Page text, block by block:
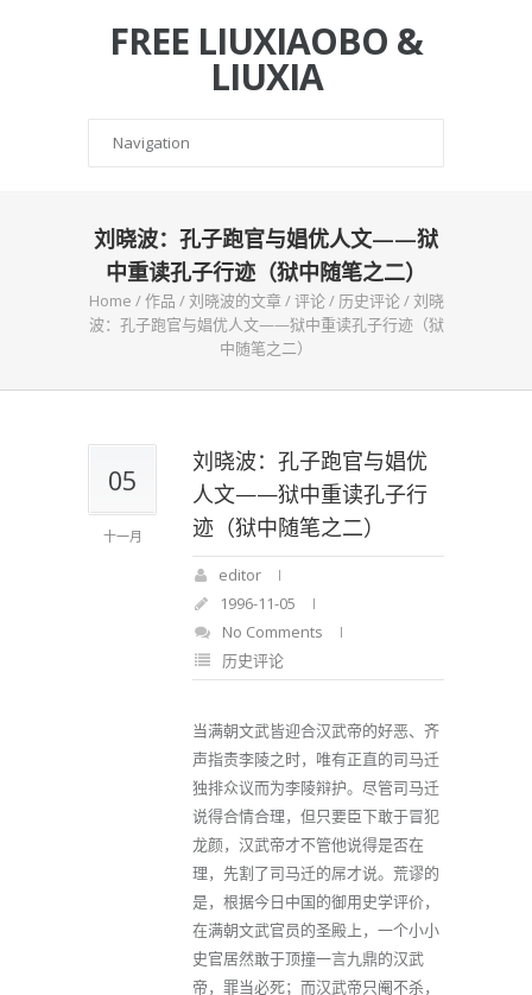
FREE LIUXIAOBO &
LIUXIA
刘晓波：孔子跑官与娼优人文——狱
中重读孔子行迹（狱中随笔之二）
Home /作品 /刘晓波的文章/评论/ 历史评论/刘晓
波：孔子跑官与娼优人文——狱中重读孔子行迹（狱
中随笔之二）
05
十一月
刘晓波：孔子跑官与娼优
人文——狱中重读孔子行
迹（狱中随笔之二）
editor
1996-11-05
No Comments
历史评论
当满朝文武皆迎合汉武帝的好恶、齐
声指责李陵之时，唯有正直的司马迁
独排众议而为李陵辩护。尽管司马迁
说得合情合理，但只要臣下敢于冒犯
龙颜，汉武帝才不管他说得是否在
理，先割了司马迁的屌才说。荒谬的
是，根据今日中国的御用史学评价，
在满朝文武官员的圣殿上，一个小小
史官居然敢于顶撞一言九鼎的汉武
帝，罪当必死；而汉武帝只阉不杀，